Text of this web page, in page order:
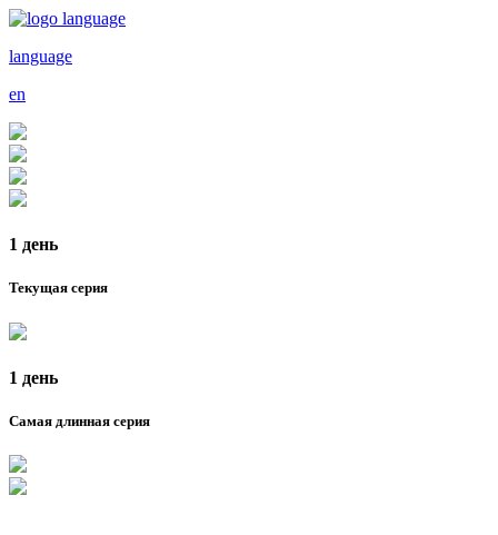
language
en
1 день
Текущая серия
1 день
Самая длинная серия